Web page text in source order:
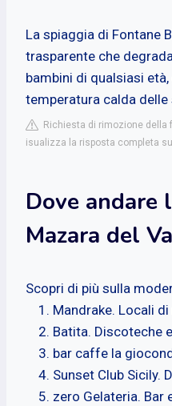
La spiaggia di Fontane
trasparente che
bambini di qualsiasi
temperatura calda delle
Richiesta di rimozione della
isualizza la risposta completa
Dove andare
Mazara del
Scopri di più sulla
Mandrake. Locali
Batita. Discoteche
bar caffe la
Sunset Club Sicily.
zero Gelateria. Bar